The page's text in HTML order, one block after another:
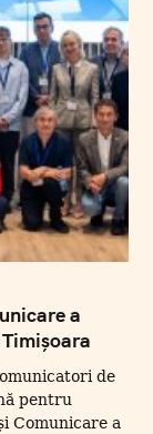
a
de
pentru
Comunicare a